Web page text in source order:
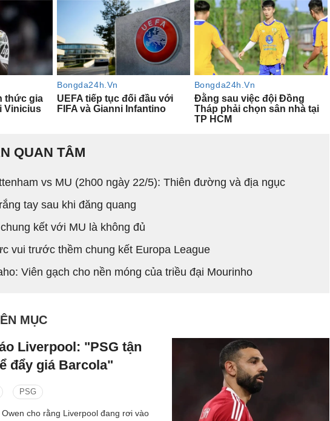
QUAN TÂM
vs MU (2h00 ngày 22/5): Thiên đường và địa ngục
tay sau khi đăng quang
kết với MU là không đủ
vui trước thềm chung kết Europa League
Viên gạch cho nền móng của triều đại Mourinho
MỤC
Liverpool: "PSG tận
đẩy giá Barcola"
PSG
cho rằng Liverpool đang rơi vào